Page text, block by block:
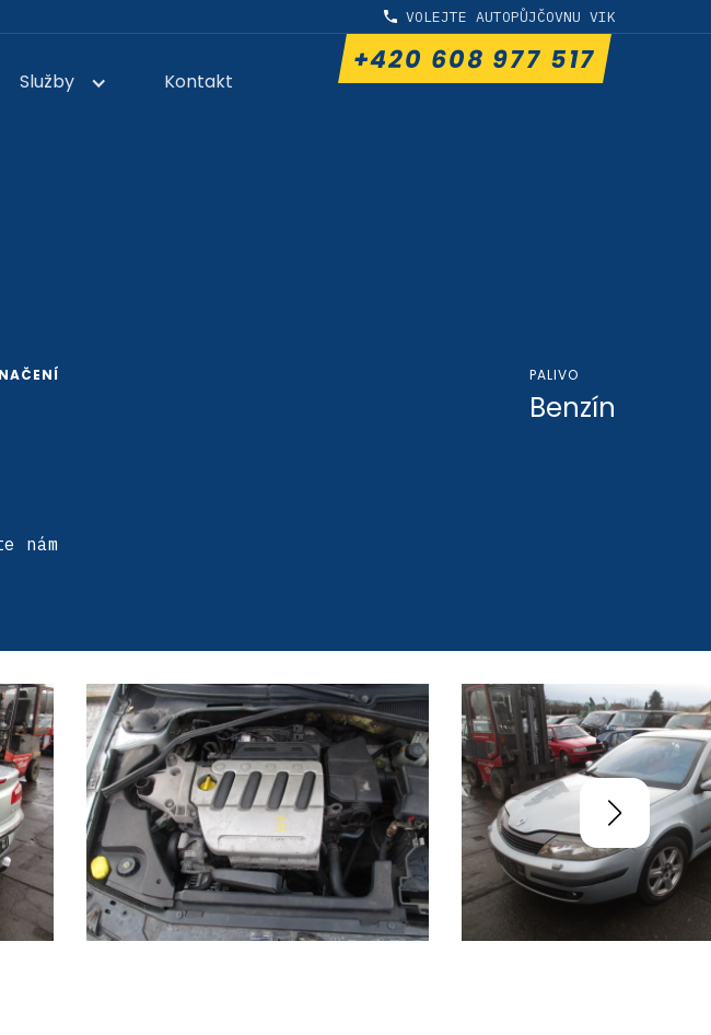
VOLEJTE AUTOPŮJČOVNU VIK
Služby Kontakt
+420 608 977 517
PALIVO
Benzín
nám